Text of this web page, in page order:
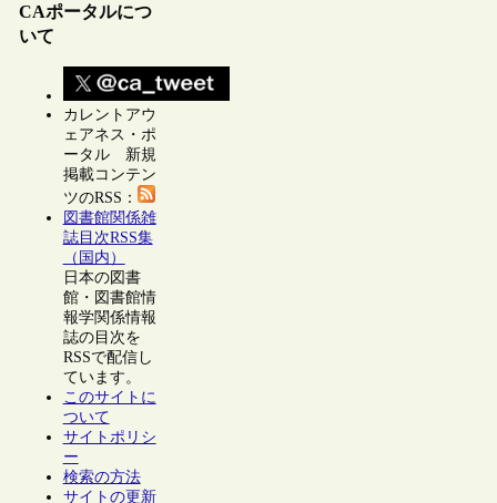
CAポータルにつ
いて
カレントアウ
ェアネス・ポ
ータル 新規
掲載コンテン
ツのRSS：
図書館関係雑
誌目次RSS集
（国内）
日本の図書
館・図書館情
報学関係情報
誌の目次を
RSSで配信し
ています。
このサイトに
ついて
サイトポリシ
ー
検索の方法
サイトの更新